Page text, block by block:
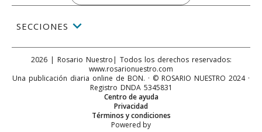
SECCIONES
2026| Rosario Nuestro | Todos los derechos reservados:
www.rosarionuestro.com
Una publicación diaria online de BON. · © ROSARIO NUESTRO 2024 ·
Registro DNDA 5345831
Términos y condiciones
Privacidad
Centro de ayuda
Powered by